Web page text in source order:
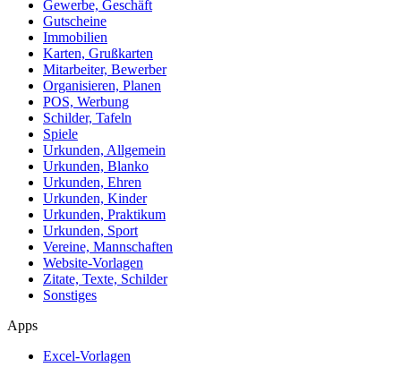
Gewerbe, Geschäft
Gutscheine
Immobilien
Karten, Grußkarten
Mitarbeiter, Bewerber
Organisieren, Planen
POS, Werbung
Schilder, Tafeln
Spiele
Urkunden, Allgemein
Urkunden, Blanko
Urkunden, Ehren
Urkunden, Kinder
Urkunden, Praktikum
Urkunden, Sport
Vereine, Mannschaften
Website-Vorlagen
Zitate, Texte, Schilder
Sonstiges
Apps
Excel-Vorlagen